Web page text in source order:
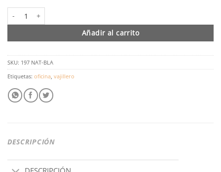
Añadir al carrito
SKU: 197 NAT-BLA
Etiquetas: oficina vajillero
DESCRIPCIÓN